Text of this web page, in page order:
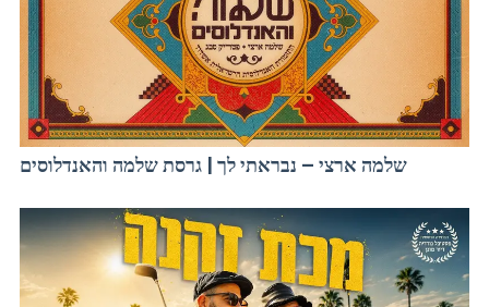
שלמה ארצי – נבראתי לך | גרסת שלמה והאנדלוסים